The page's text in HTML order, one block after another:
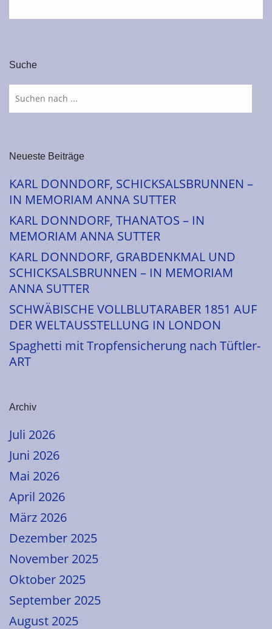
Suche
Neueste Beiträge
KARL DONNDORF, SCHICKSALSBRUNNEN –
IN MEMORIAM ANNA SUTTER
KARL DONNDORF, THANATOS – IN
MEMORIAM ANNA SUTTER
KARL DONNDORF, GRABDENKMAL UND
SCHICKSALSBRUNNEN – IN MEMORIAM
ANNA SUTTER
SCHWÄBISCHE VOLLBLUTARABER 1851 AUF
DER WELTAUSSTELLUNG IN LONDON
Spaghetti mit Tropfensicherung nach Tüftler-
ART
Archiv
Juli 2026
Juni 2026
Mai 2026
April 2026
März 2026
Dezember 2025
November 2025
Oktober 2025
September 2025
August 2025